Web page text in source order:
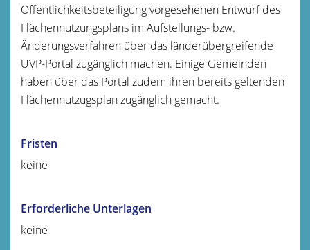
Öffentlichkeitsbeteiligung vorgesehenen Entwurf des
Flächennutzungsplans im Aufstellungs- bzw.
Änderungsverfahren über das länderübergreifende
UVP-Portal zugänglich machen. Einige Gemeinden
haben über das Portal zudem ihren bereits geltenden
Flächennutzugsplan zugänglich gemacht.
Fristen
keine
Erforderliche Unterlagen
keine